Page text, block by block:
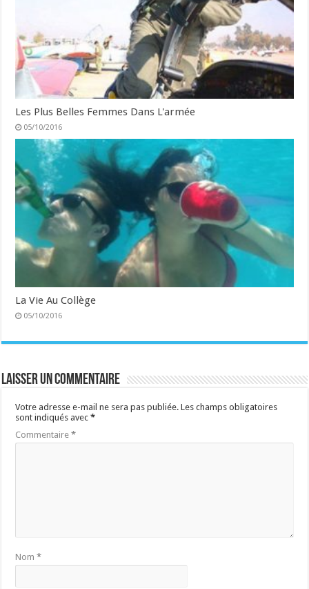
Les Plus Belles Femmes Dans L'armée
05/10/2016
La Vie Au Collège
05/10/2016
Laisser un commentaire
Votre adresse e-mail ne sera pas publiée. Les champs obligatoires
sont indiqués avec*
Commentaire*
Nom*